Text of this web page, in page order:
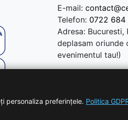
E-mail:
Telefon: 0722 684
Adresa: Bucuresti,
deplasam oriunde
evenimentul tau!)
personaliza preferințele. Politica